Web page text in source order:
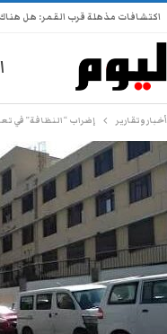
اكتشافات مذهلة قرب القمر: هل
أخبار وتقارير إضراب “النظافة” في